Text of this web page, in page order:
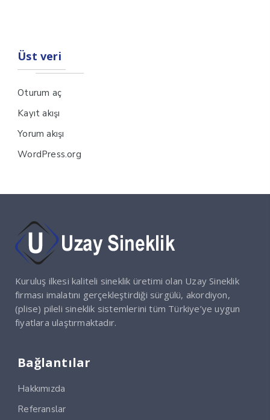
Üst veri
Oturum aç
Kayıt akışı
Yorum akışı
WordPress.org
Kuruluş ilkesi kaliteli sineklik üretimi olan Uzay Sineklik
firması imalatını gerçekleştirdiği sürgülü, akordiyon,
(plise) pileli sineklik sistemlerini tüm Türkiye’ye uygun
fiyatlara ulaştırmaktadır.
Bağlantılar
Hakkımızda
Referanslar